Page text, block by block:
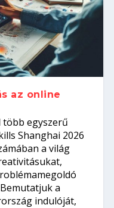
önéletrajzot?
az
ezeket a
felvételi?
kódban –
dönti el a
az online
több egyszerű
Shanghai 2026
a világ
a
indulóját,